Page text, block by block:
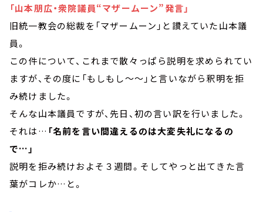
「山本朋広・衆院議員“マザームーン”発言」
旧統一教会の総裁を「マザームーン」と讃えていた山本議
員。
この件について、これまで散々っぱら説明を求められてい
ますが、その度に「もしもし～～」と言いながら釈明を拒
み続けました。
そんな山本議員ですが、先日、初の言い訳を行いました。
それは… 「名前を言い間違えるのは大変失礼になるの
で…」
説明を拒み続けおよそ３週間。そしてやっと出てきた言
葉がコレか…と。